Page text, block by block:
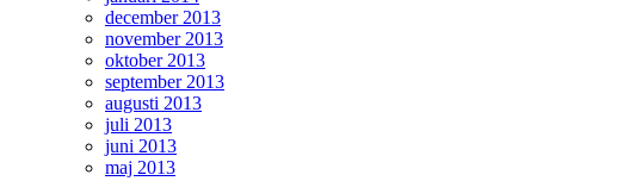
december 2013
november 2013
oktober 2013
september 2013
augusti 2013
juli 2013
juni 2013
maj 2013